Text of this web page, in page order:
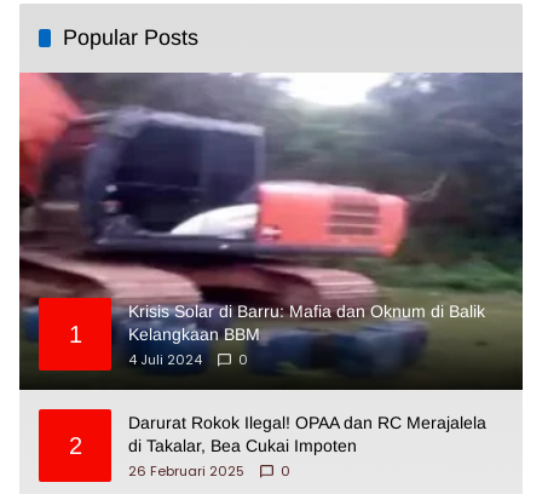
Popular Posts
1
Krisis Solar di Barru: Mafia dan Oknum di Balik
Kelangkaan BBM
4 Juli 2024
0
2
Darurat Rokok Ilegal! OPAA dan RC Merajalela
di Takalar, Bea Cukai Impoten
26 Februari 2025
0